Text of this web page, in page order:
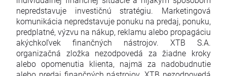
nepredstavuje investičnú stratégiu. Marketingová
komunikácia nepredstavuje ponuku na predaj, ponuku,
predplatné, výzvu na nákup, reklamu alebo propagáciu
akýchkoľvek finančných nástrojov. XTB S.A.
organizačná zložka nezodpovedá za žiadne kroky
alebo opomenutia klienta, najmä za nadobudnutie